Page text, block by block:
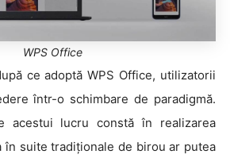
WPS Office
ce adoptă WPS Office, utilizatorii
într-o schimbare de paradigmă.
acestui lucru constă în realizarea
în suite tradiționale de birou ar putea